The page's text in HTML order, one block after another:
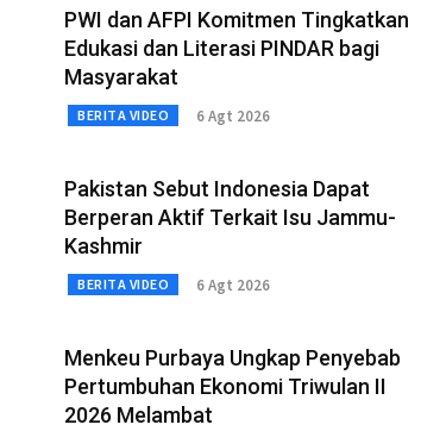
PWI dan AFPI Komitmen Tingkatkan
Edukasi dan Literasi PINDAR bagi
Masyarakat
BERITA VIDEO 6 Agt 2026
Pakistan Sebut Indonesia Dapat
Berperan Aktif Terkait Isu Jammu-
Kashmir
BERITA VIDEO 6 Agt 2026
Menkeu Purbaya Ungkap Penyebab
Pertumbuhan Ekonomi Triwulan II
2026 Melambat